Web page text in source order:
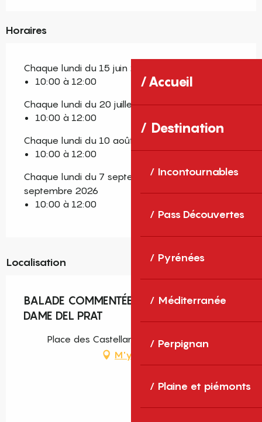
Accueil
Destination
Incontournables
Pass Découvertes
Pyrénées
Méditerranée
Perpignan
Plaine et piémonts
Horaires
Chaque lundi du 15 juin 2026 au 6 juillet 2026
10:00 à 12:00
Chaque lundi du 20 juillet 2026 au 27 juillet 2026
10:00 à 12:00
Chaque lundi du 10 août 2026 au 24 août 2026
10:00 à 12:00
Chaque lundi du 7 septembre 2026 au 28
septembre 2026
10:00 à 12:00
Localisation
BALADE COMMENTÉES HISTOIRE NOTRE
DAME DEL PRAT
Place des Castellans, Argelès-sur-Mer
M'y rendre